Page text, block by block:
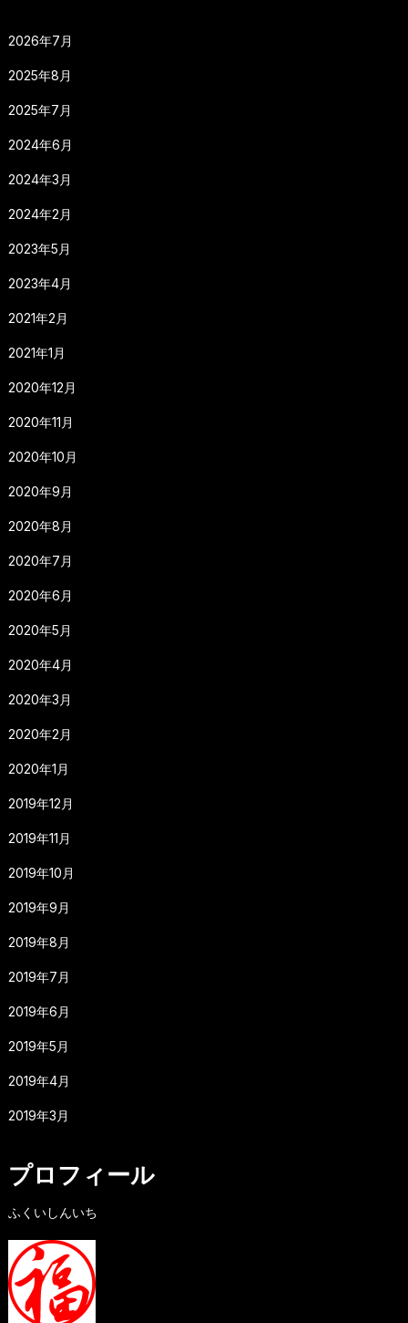
2026年7月
2025年8月
2025年7月
2024年6月
2024年3月
2024年2月
2023年5月
2023年4月
2021年2月
2021年1月
2020年12月
2020年11月
2020年10月
2020年9月
2020年8月
2020年7月
2020年6月
2020年5月
2020年4月
2020年3月
2020年2月
2020年1月
2019年12月
2019年11月
2019年10月
2019年9月
2019年8月
2019年7月
2019年6月
2019年5月
2019年4月
2019年3月
プロフィール
ふくいしんいち